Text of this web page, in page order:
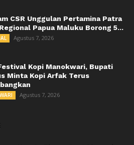
CSR Unggulan Pertamina Patra
Papua Maluku Borong 5...
Agustus 7, 2026
Kopi Manokwari, Bupati
Minta Kopi Arfak Terus
Agustus 7, 2026